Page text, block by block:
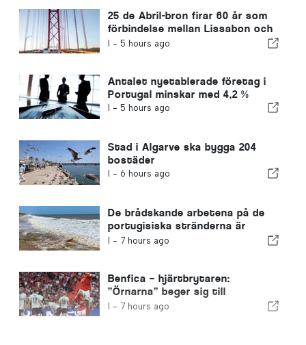
25 de Abril-bron firar 60 år som
förbindelse mellan Lissabon och
Almada
I - 5 hours ago
Antalet nyetablerade företag i
Portugal minskar med 4,2 %
I - 5 hours ago
Stad i Algarve ska bygga 204
bostäder
I - 6 hours ago
De brådskande arbetena på de
portugisiska stränderna är
avslutade
I - 7 hours ago
Benfica – hjärtbrytaren:
”Örnarna” beger sig till
Edinburgh med ena foten redan i
I - 7 hours ago